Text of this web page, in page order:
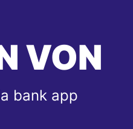
VON
bank app